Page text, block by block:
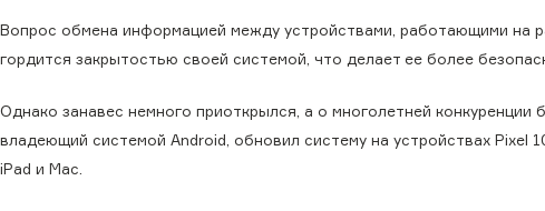
Вопрос обмена информацией между устройствами, работающими на
гордится закрытостью своей системой, что делает ее более
Однако занавес немного приоткрылся, а о многолетней
владеющий системой Android, обновил систему на устройствах
iPad и Mac.